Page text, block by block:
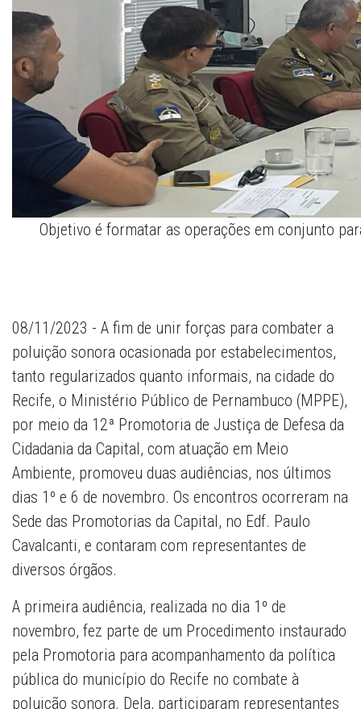
Objetivo é formatar as operações em conjunto
08/11/2023 - A fim de unir forças para combater a
poluição sonora ocasionada por estabelecimentos,
tanto regularizados quanto informais, na cidade do
Recife, o Ministério Público de Pernambuco (MPPE),
por meio da 12ª Promotoria de Justiça de Defesa da
Cidadania da Capital, com atuação em Meio
Ambiente, promoveu duas audiências, nos últimos
dias 1º e 6 de novembro. Os encontros ocorreram na
Sede das Promotorias da Capital, no Edf. Paulo
Cavalcanti, e contaram com representantes de
diversos órgãos.
A primeira audiência, realizada no dia 1º de
novembro, fez parte de um Procedimento instaurado
pela Promotoria para acompanhamento da política
pública do município do Recife no combate à
poluição sonora. Dela, participaram representantes